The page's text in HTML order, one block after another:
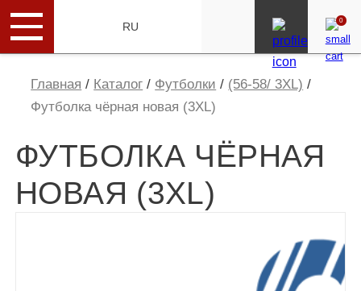
RU
ENG 0
Главная / Каталог / Футболки / (56-58/ 3XL) /
Футболка чёрная новая (3XL)
ФУТБОЛКА ЧЁРНАЯ
НОВАЯ (3XL)